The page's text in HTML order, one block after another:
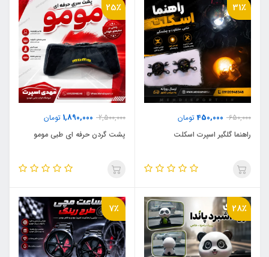
31٪
650,000
450,000تومان
راهنما گلگیر اسپرت اسکلت
25٪
2,500,000
1,890,000 تومان
پشت گردن حرفه ای طبی مومو
28٪ 7٪